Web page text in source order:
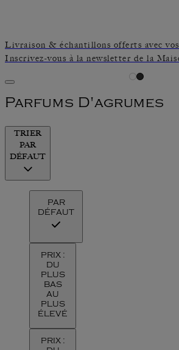
Livraison & échantillons offerts avec vos
Inscrivez-vous à la newsletter de la
Parfums D'agrumes
TRIER
PAR
DÉFAUT
PAR
DÉFAUT
PRIX :
DU
PLUS
BAS
AU
PLUS
ÉLEVÉ
PRIX :